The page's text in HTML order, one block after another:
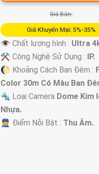
Giá Bán:
Giá Khuyến Mại: 5%-35%
👁 Chất lượng hình : Ultra 4k
⚒ Công Nghệ Sử Dụng : IP.
🌔 Khoảng Cách Ban Đêm :
Color 30m Có Màu Ban
🔩 Loại Camera Dome Kim
Nhựa.
️👮 Điểm Nỗi Bật : Thu Âm.